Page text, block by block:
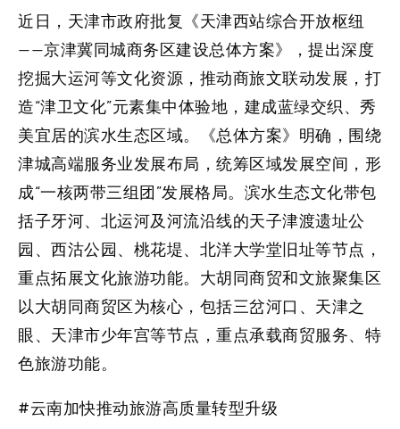
近日，天津市政府批复《天津西站综合开放枢纽
——京津冀同城商务区建设总体方案》，提出深度
挖掘大运河等文化资源，推动商旅文联动发展，打
造“津卫文化”元素集中体验地，建成蓝绿交织、秀
美宜居的滨水生态区域。《总体方案》明确，围绕
津城高端服务业发展布局，统筹区域发展空间，形
成“一核两带三组团”发展格局。滨水生态文化带包
括子牙河、北运河及河流沿线的天子津渡遗址公
园、西沽公园、桃花堤、北洋大学堂旧址等节点，
重点拓展文化旅游功能。大胡同商贸和文旅聚集区
以大胡同商贸区为核心，包括三岔河口、天津之
眼、天津市少年宫等节点，重点承载商贸服务、特
色旅游功能。
#云南加快推动旅游高质量转型升级